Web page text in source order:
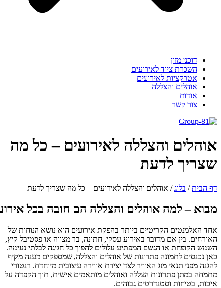
דוכני מזון
השכרת ציוד לאירועים
אטרקציות לאירועים
אוהלים והצללה
אודות
צור קשר
אוהלים והצללה לאירועים – כל מה
שצריך לדעת
דף הבית/בלוג/אוהלים והצללה לאירועים – כל מה שצריך לדעת
מבוא – למה אוהלים והצללה הם חובה בכל אירוע
אחד האלמנטים הקריטיים ביותר בהפקת אירועים הוא נושא הנוחות של
האורחים. בין אם מדובר באירוע עסקי, חתונה, בר מצווה או פסטיבל קיץ,
השמש הקופחת או הגשם המפתיע עלולים להפוך כל חגיגה לבלתי נעימה.
כאן נכנסים לתמונה פתרונות של אוהלים והצללה, שמספקים מענה מקיף
להגנה מפני תנאי מזג האוויר לצד יצירת אווירה עיצובית מיוחדת. רנטורי
מתמחה במתן פתרונות הצללה ואוהלים מותאמים אישית, תוך הקפדה על
איכות, בטיחות וסטנדרטים גבוהים.